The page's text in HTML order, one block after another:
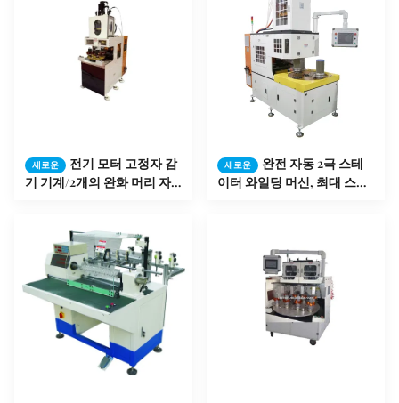
새로운
전기 모터 고정자 감
기 기계/2개의 완화 머리 자
새로운
완전 자동 2극 스테
이터 와일딩 머신, 최대 스택